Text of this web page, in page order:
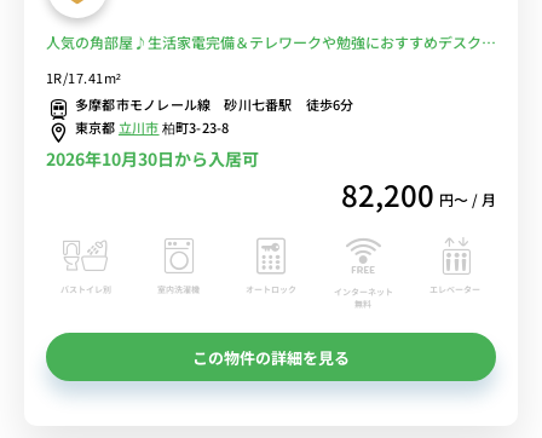
人気の角部屋♪生活家電完備＆テレワークや勉強におすすめデスク・
乗換なしでアクセス■選べるWi-Fi格安レンタル中！
1R/17.41m²
多摩都市モノレール線 砂川七番駅 徒歩6分
東京都 立川市柏町3-23-8
2026年10月30日から入居可
82,200 円〜 / 月
バストイレ別 室内洗濯機 オートロック
インターネット
無料
エレベーター
この物件の詳細を見る